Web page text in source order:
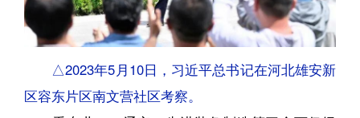
△2023年5月10日，习近平总书记在河北雄安新
区容东片区南文营社区考察。